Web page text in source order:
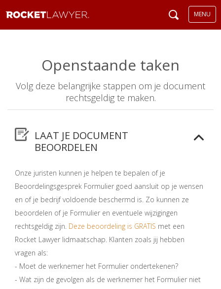
MENU
Openstaande taken
Volg deze belangrijke stappen om je document
rechtsgeldig te maken.
LAAT JE DOCUMENT
BEOORDELEN
Onze juristen kunnen je helpen te bepalen of je
Beoordelingsgesprek Formulier goed aansluit op je wensen
en of je bedrijf voldoende beschermd is. Zo kunnen ze
beoordelen of je Formulier en eventuele wijzigingen
rechtsgeldig zijn. Deze beoordeling is GRATIS met een
Rocket Lawyer lidmaatschap. Klanten zoals jij hebben
vragen als:
- Moet de werknemer het Formulier ondertekenen?
- Wat zijn de gevolgen als de werknemer het Formulier niet